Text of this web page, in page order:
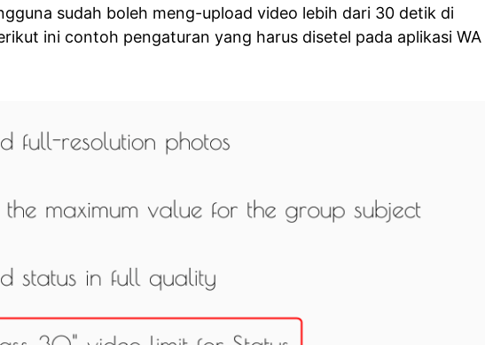
sudah boleh meng-upload video lebih dari 30 detik di
ini contoh pengaturan yang harus disetel pada aplikasi WA